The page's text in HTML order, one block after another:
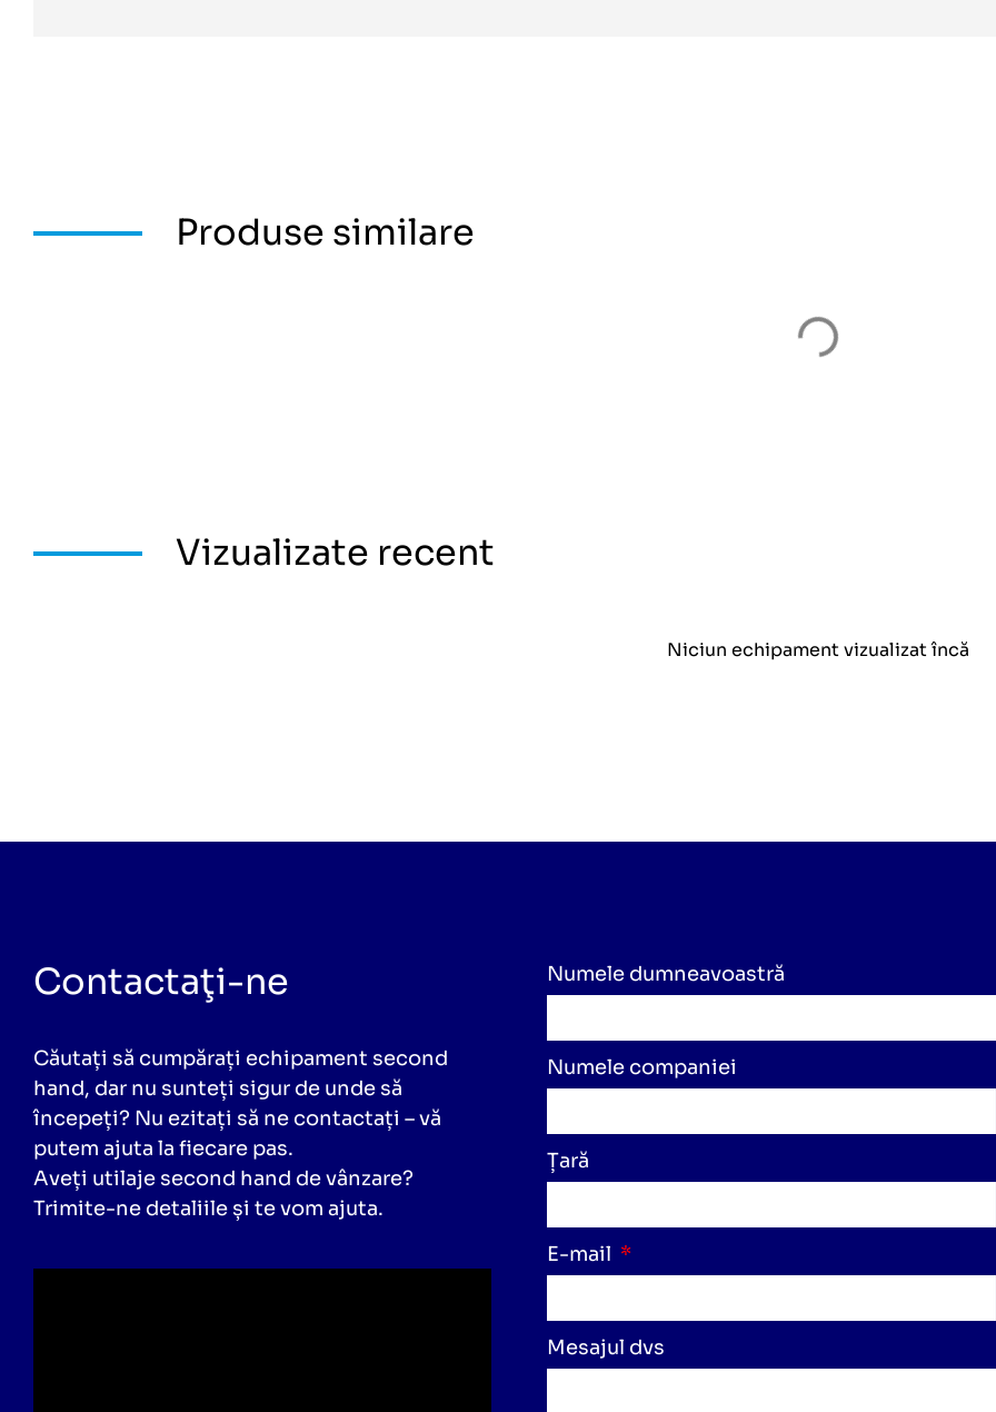
Produse similare
Vizualizate recent
Niciun echipament vizualizat încă
Contactaţi-ne
Căutați să cumpărați echipament second
hand, dar nu sunteți sigur de unde să
începeți? Nu ezitați să ne contactați – vă
putem ajuta la fiecare pas.
Aveți utilaje second hand de vânzare?
Trimite-ne detaliile și te vom ajuta.
Numele dumneavoastră
Numele companiei
Țară
E-mail
Mesajul dvs